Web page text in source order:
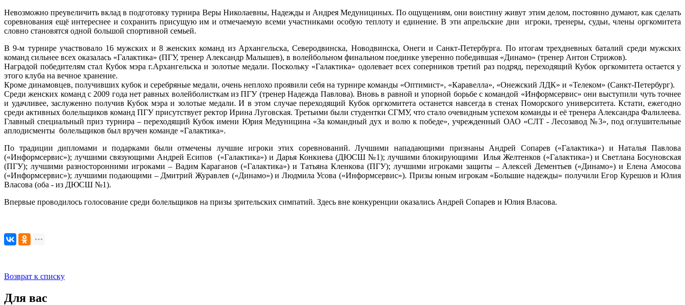
Невозможно преувеличить вклад в подготовку турнира Веры Николаевны, Надежды и Андрея Медунициных. По ощущениям, они воистину живут этим делом, постоянно думают, как сделать
соревнования ещё интереснее и сохранить присущую им и отмечаемую всеми участниками особую теплоту и единение. В эти апрельские дни игроки, тренеры, судьи, члены оргкомитета
словно становятся одной большой спортивной семьей.
В 9-м турнире участвовало 16 мужских и 8 женских команд из Архангельска, Северодвинска, Новодвинска, Онеги и Санкт-Петербурга. По итогам трехдневных баталий среди мужских
команд сильнее всех оказалась «Галактика» (ПГУ, тренер Александр Малышев), в волейбольном финальном поединке уверенно победившая «Динамо» (тренер Антон Стрижов).
Наградой победителям стал Кубок мэра г.Архангельска и золотые медали. Поскольку «Галактика» одолевает всех соперников третий раз подряд, переходящий Кубок оргкомитета остается у
этого клуба на вечное хранение.
Кроме динамовцев, получивших кубок и серебряные медали, очень неплохо проявили себя на турнире команды «Оптимист», «Каравелла», «Онежский ЛДК» и «Телеком» (Санкт-Петербург).
Среди женских команд с 2009 года нет равных волейболисткам из ПГУ (тренер Надежда Павлова). Вновь в равной и упорной борьбе с командой «Информсервис» они выступили чуть точнее
и удачливее, заслуженно получив Кубок мэра и золотые медали. И в этом случае переходящий Кубок оргкомитета останется навсегда в стенах Поморского университета. Кстати, ежегодно
среди активных болельщиков команд ПГУ присутствует ректор Ирина Луговская. Третьими были студентки СГМУ, что стало очевидным успехом команды и её тренера Александра Фалилеева.
Главный специальный приз турнира – переходящий Кубок имени Юрия Медуницина «За командный дух и волю к победе», учрежденный ОАО «СЛТ - Лесозавод №3», под оглушительные
аплодисменты болельщиков был вручен команде «Галактика».
По традиции дипломами и подарками были отмечены лучшие игроки этих соревнований. Лучшими нападающими признаны Андрей Сопарев («Галактика») и Наталья Павлова
(«Информсервис»); лучшими связующими Андрей Есипов («Галактика») и Дарья Конкиева (ДЮСШ №1); лучшими блокирующими Илья Желтенков («Галактика») и Светлана Босуновская
(ПГУ); лучшими разносторонними игроками – Вадим Караганов («Галактика») и Татьяна Кленкова (ПГУ); лучшими игроками защиты – Алексей Дементьев («Динамо») и Елена Амосова
(«Информсервис»); лучшими подающими – Дмитрий Журавлев («Динамо») и Людмила Усова («Информсервис»). Призы юным игрокам «Большие надежды» получили Егор Курешов и Юлия
Власова (оба - из ДЮСШ №1).
Впервые проводилось голосование среди болельщиков на призы зрительских симпатий. Здесь вне конкуренции оказались Андрей Сопарев и Юлия Власова.
Возврат к списку
Для вас